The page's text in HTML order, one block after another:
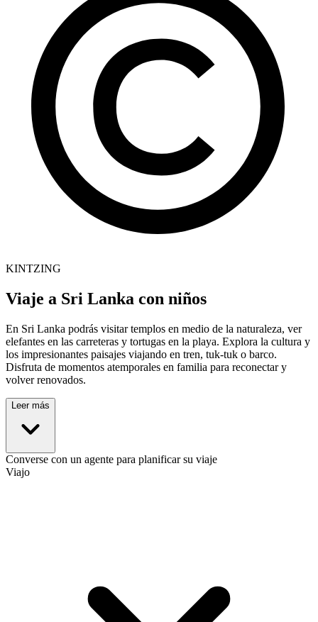
KINTZING
Viaje a Sri Lanka con niños
En Sri Lanka podrás visitar templos en medio de la naturaleza, ver
elefantes en las carreteras y tortugas en la playa. Explora la cultura y
los impresionantes paisajes viajando en tren, tuk-tuk o barco.
Disfruta de momentos atemporales en familia para reconectar y
volver renovados.
Leer más
Converse con un agente para planificar su viaje
Viajo